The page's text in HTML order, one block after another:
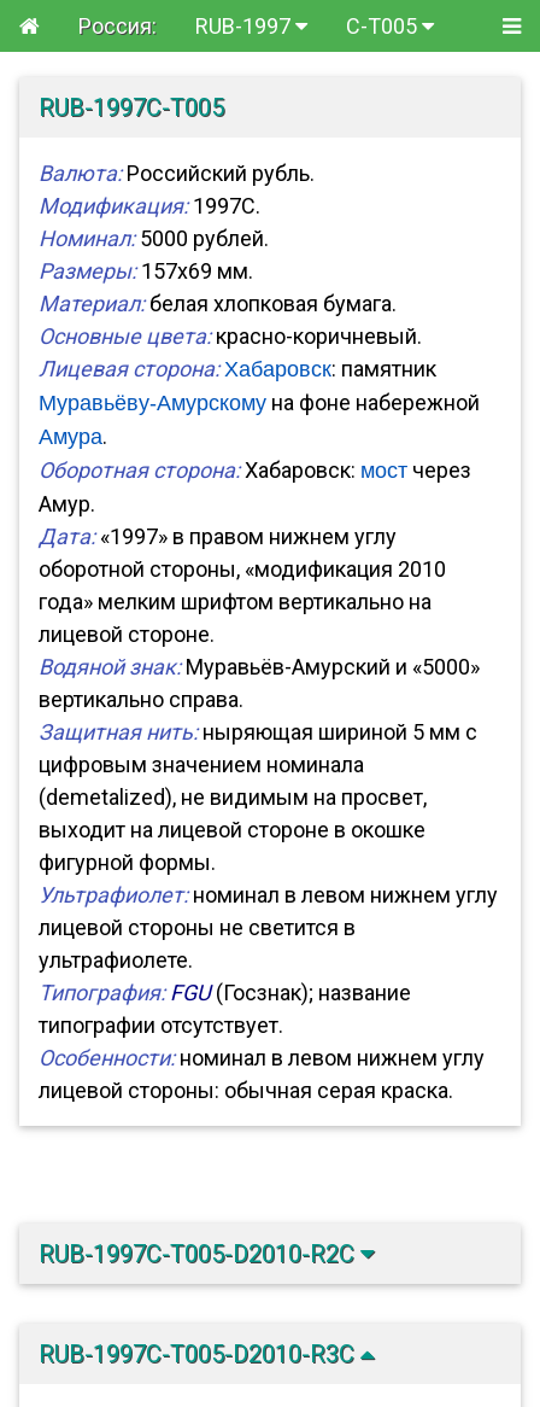
Россия: RUB-1997 C-T005
RUB-1997C-T005
Валюта:Российский рубль.
Модификация:1997C.
Номинал:5000 рублей.
Размеры:157x69 мм.
Материал:белая хлопковая бумага.
Основные цвета:красно-коричневый.
Лицевая сторона: Хабаровск: памятник
Муравьёву-Амурскому на фоне набережной
Амура.
Оборотная сторона:Хабаровск: мост через
Амур.
Дата:«1997» в правом нижнем углу
оборотной стороны, «модификация 2010
года» мелким шрифтом вертикально на
лицевой стороне.
Водяной знак:Муравьёв-Амурский и «5000»
вертикально справа.
Защитная нить:ныряющая шириной 5 мм с
цифровым значением номинала
(demetalized), не видимым на просвет,
выходит на лицевой стороне в окошке
фигурной формы.
Ультрафиолет:номинал в левом нижнем углу
лицевой стороны не светится в
ультрафиолете.
Типография: FGU(Госзнак); название
типографии отсутствует.
Особенности:номинал в левом нижнем углу
лицевой стороны: обычная серая краска.
RUB-1997C-T005-D2010-R2C
RUB-1997C-T005-D2010-R3C